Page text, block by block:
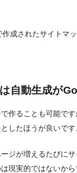
成されたサイトマ
自動生成が
作ることも可能で
したほうが良いです
ジが増えるたびに
現実的ではないから